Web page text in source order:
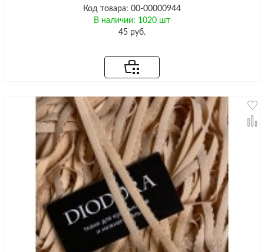
Код товара: 00-00000944
В наличии: 1020 шт
45 руб.